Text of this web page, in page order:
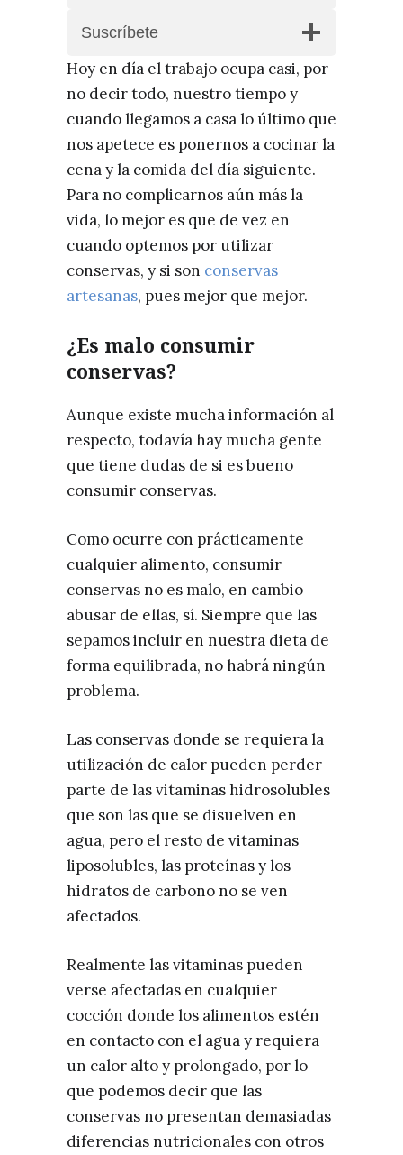
Suscríbete
Hoy en día el trabajo ocupa casi, por
no decir todo, nuestro tiempo y
cuando llegamos a casa lo último que
nos apetece es ponernos a cocinar la
cena y la comida del día siguiente.
Para no complicarnos aún más la
vida, lo mejor es que de vez en
cuando optemos por utilizar
conservas, y si son conservas
artesanas, pues mejor que mejor.
¿Es malo consumir
conservas?
Aunque existe mucha información al
respecto, todavía hay mucha gente
que tiene dudas de si es bueno
consumir conservas.
Como ocurre con prácticamente
cualquier alimento, consumir
conservas no es malo, en cambio
abusar de ellas, sí. Siempre que las
sepamos incluir en nuestra dieta de
forma equilibrada, no habrá ningún
problema.
Las conservas donde se requiera la
utilización de calor pueden perder
parte de las vitaminas hidrosolubles
que son las que se disuelven en
agua, pero el resto de vitaminas
liposolubles, las proteínas y los
hidratos de carbono no se ven
afectados.
Realmente las vitaminas pueden
verse afectadas en cualquier
cocción donde los alimentos estén
en contacto con el agua y requiera
un calor alto y prolongado, por lo
que podemos decir que las
conservas no presentan demasiadas
diferencias nutricionales con otros